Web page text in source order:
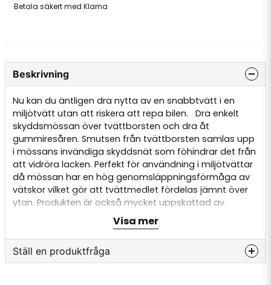
Betala säkert med Klarna
Beskrivning
Nu kan du äntligen dra nytta av en snabbtvätt i en
miljötvätt utan att riskera att repa bilen. Dra enkelt
skyddsmössan över tvättborsten och dra åt
gummiresåren. Smutsen från tvättborsten samlas upp
i mössans invändiga skyddsnät som föhindrar det från
att vidröra lacken. Perfekt för användning i miljötvättar
då mössan har en hög genomsläppningsförmåga av
vätskor vilket gör att tvättmedlet fördelas jämnt över
ytan. Produkten är också mycket uppskattad av
husvagns och husbilsägare som överdrag till
tvättborstar på teleskoptvättskaft. Hög kvalitativ
skyddsmössa med hela 1200gsm (jämförbart med
torktukar som rymmer MYCKET vatten). Detta är viktigt
för att mössan ej ska torka ut och repa lacken.
Visa mer
Ställ en produktfråga